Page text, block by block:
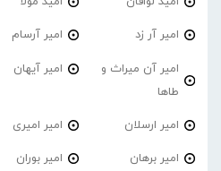
امیر آر زد امیر آرسام
امیر آن میراث و
طاها
امیر آیهان
امیر ارسلان امیر امیری
امیر برهان امیر‌ بوران